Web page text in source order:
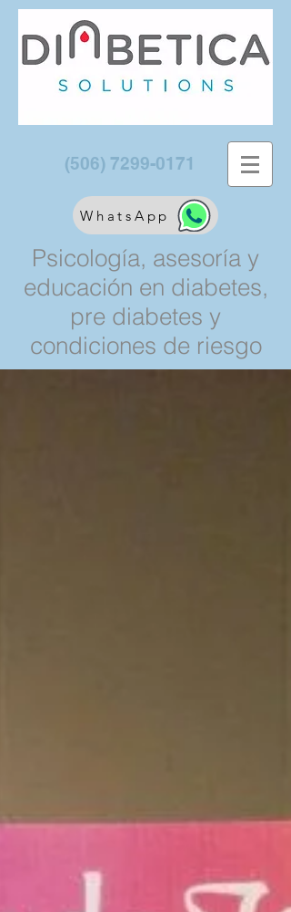
(506) 7299-0171
WhatsApp
Psicología, asesoría y
educación en diabetes,
pre diabetes y
condiciones de riesgo